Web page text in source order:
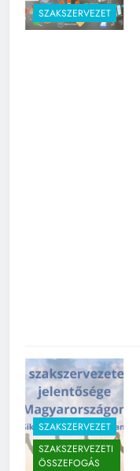
SZAKSZERVEZET
SZAKSZERVEZET
SZAKSZERVEZETI
ÖSSZEFOGÁS